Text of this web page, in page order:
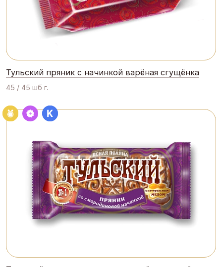
Тульский пряник с начинкой варёная сгущёнка
45 / 45 шб г.